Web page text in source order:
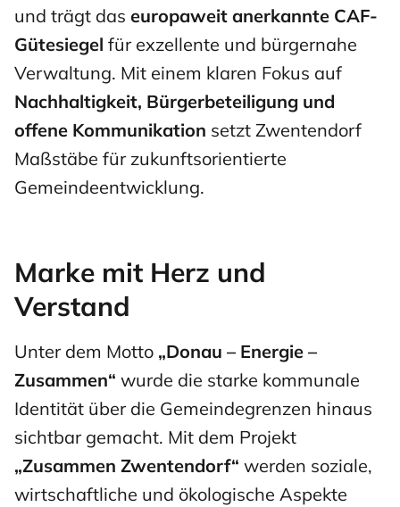
und trägt das europaweit anerkannte CAF-
Gütesiegel für exzellente und bürgernahe
Verwaltung. Mit einem klaren Fokus auf
Nachhaltigkeit, Bürgerbeteiligung und
offene Kommunikation setzt Zwentendorf
Maßstäbe für zukunftsorientierte
Gemeindeentwicklung.
Marke mit Herz und
Verstand
Unter dem Motto „Donau – Energie –
Zusammen“ wurde die starke kommunale
Identität über die Gemeindegrenzen hinaus
sichtbar gemacht. Mit dem Projekt
„Zusammen Zwentendorf“ werden soziale,
wirtschaftliche und ökologische Aspekte